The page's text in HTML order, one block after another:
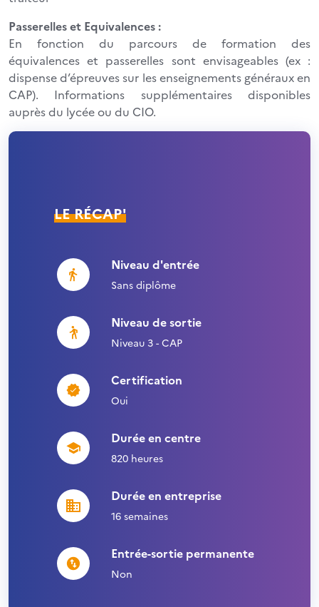
Passerelles et Equivalences :
En fonction du parcours de formation des
équivalences et passerelles sont envisageables (ex :
dispense d’épreuves sur les enseignements généraux en
CAP). Informations supplémentaires disponibles
auprès du lycée ou du CIO.
LE RÉCAP'
Niveau d'entrée
Sans diplôme
Niveau de sortie
Niveau 3 - CAP
Certification
Oui
Durée en centre
820 heures
Durée en entreprise
16 semaines
Entrée-sortie permanente
Non